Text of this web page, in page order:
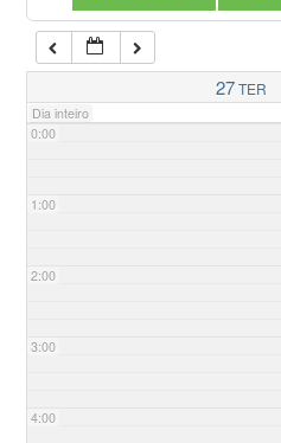
27TER
Dia inteiro
0:00
1:00
2:00
3:00
4:00